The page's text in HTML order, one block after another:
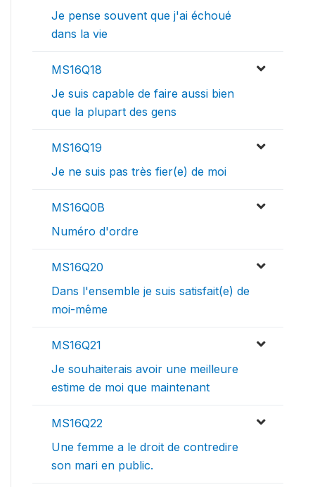
Je pense souvent que j'ai échoué
dans la vie
MS16Q18
Je suis capable de faire aussi bien
que la plupart des gens
MS16Q19
Je ne suis pas très fier(e) de moi
MS16Q0B
Numéro d'ordre
MS16Q20
Dans l'ensemble je suis satisfait(e) de
moi-même
MS16Q21
Je souhaiterais avoir une meilleure
estime de moi que maintenant
MS16Q22
Une femme a le droit de contredire
son mari en public.